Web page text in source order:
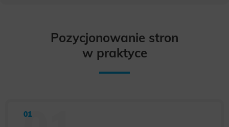
Pozycjonowanie stron
w praktyce